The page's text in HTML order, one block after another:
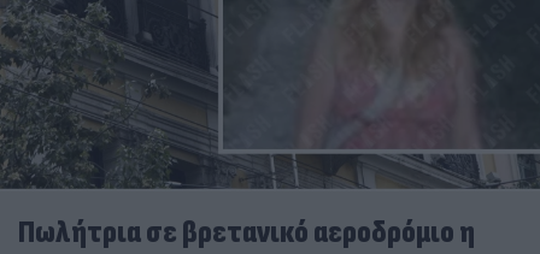
Πωλήτρια σε βρετανικό αεροδρόμιο η